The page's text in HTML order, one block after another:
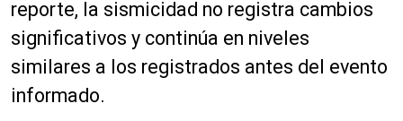
reporte, la sismicidad no registra cambios
significativos y continúa en niveles
similares a los registrados antes del evento
informado.